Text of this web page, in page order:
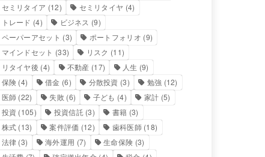
セミリタイア (12) セミリタイヤ (4)
トレード (4) ビジネス (9)
ペーパーアセット (3) ポートフォリオ (9)
マインドセット (33) リスク (11)
リタイヤ後 (4) 不動産 (17) 人生 (9)
保険 (4) 借金 (6) 分散投資 (3) 勉強 (12)
医師 (22) 失敗 (6) 子ども (4) 家計 (5)
投資 (105) 投資信託 (3) 書籍 (3)
株式 (13) 案件評価 (12) 歯科医師(18)
法律 (3) 海外運用 (7) 生命保険 (3)